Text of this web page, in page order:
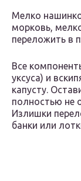
Мелко
морковь,
переложить в
Все
уксуса) и
капусту.
полностью не
Излишки
банки или